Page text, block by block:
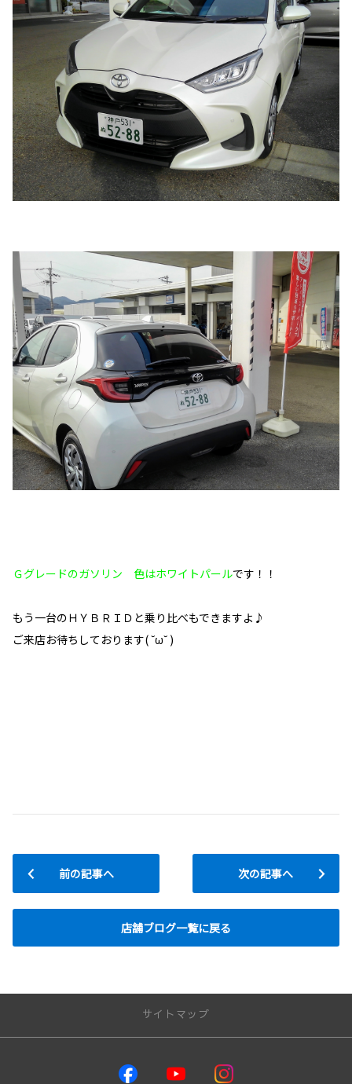
Ｇグレードのガソリン 色はホワイトパールです！！
もう一台のＨＹＢＲＩＤと乗り比べもできますよ♪
ご来店お待ちしております( ˘ω˘ )
前の記事へ
店舗ブログ一覧に戻る
次の記事へ
サイトマップ